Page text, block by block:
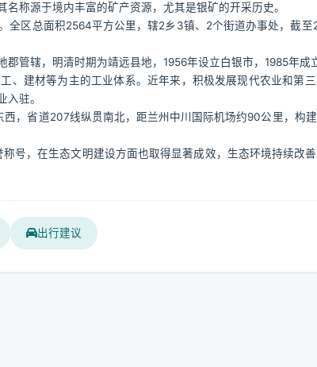
称源于境内丰富的矿产资源，尤其是银矿的开采历史。
全区总面积2564平方公里，辖2乡3镇、2个街道办事处，截至
管辖，明清时期为靖远县地，1956年设立白银市，1985年成
、建材等为主的工业体系。近年来，积极发展现代农业和第
驻。
，省道207线纵贯南北，距兰州中川国际机场约90公里，构
号，在生态文明建设方面也取得显著成效，生态环境持续改
出行建议